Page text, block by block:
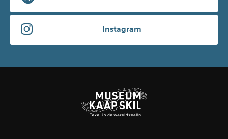
Instagram